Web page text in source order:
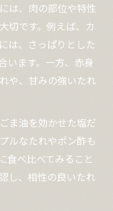
は、肉の部位や特性
切です。例えば、カ
は、さっぱりとした
います。一方、赤身
や、甘みの強いたれ
ま油を効かせた塩だ
ルなたれやポン酢も
食べ比べてみること
し、相性の良いたれ